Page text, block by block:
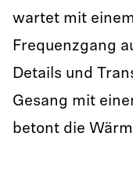
wartet mit
Frequenzgang
Details und
Gesang mit
betont die